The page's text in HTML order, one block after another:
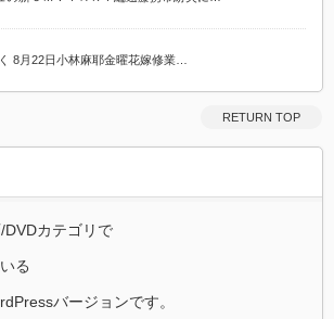
8月22日小林麻耶金曜花嫁修業…
RETURN TOP
カテゴリで
る
バージョンです。